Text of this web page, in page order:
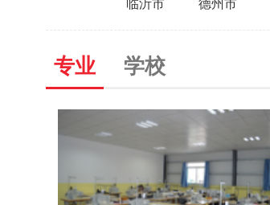
临沂市 德州市
专业 学校